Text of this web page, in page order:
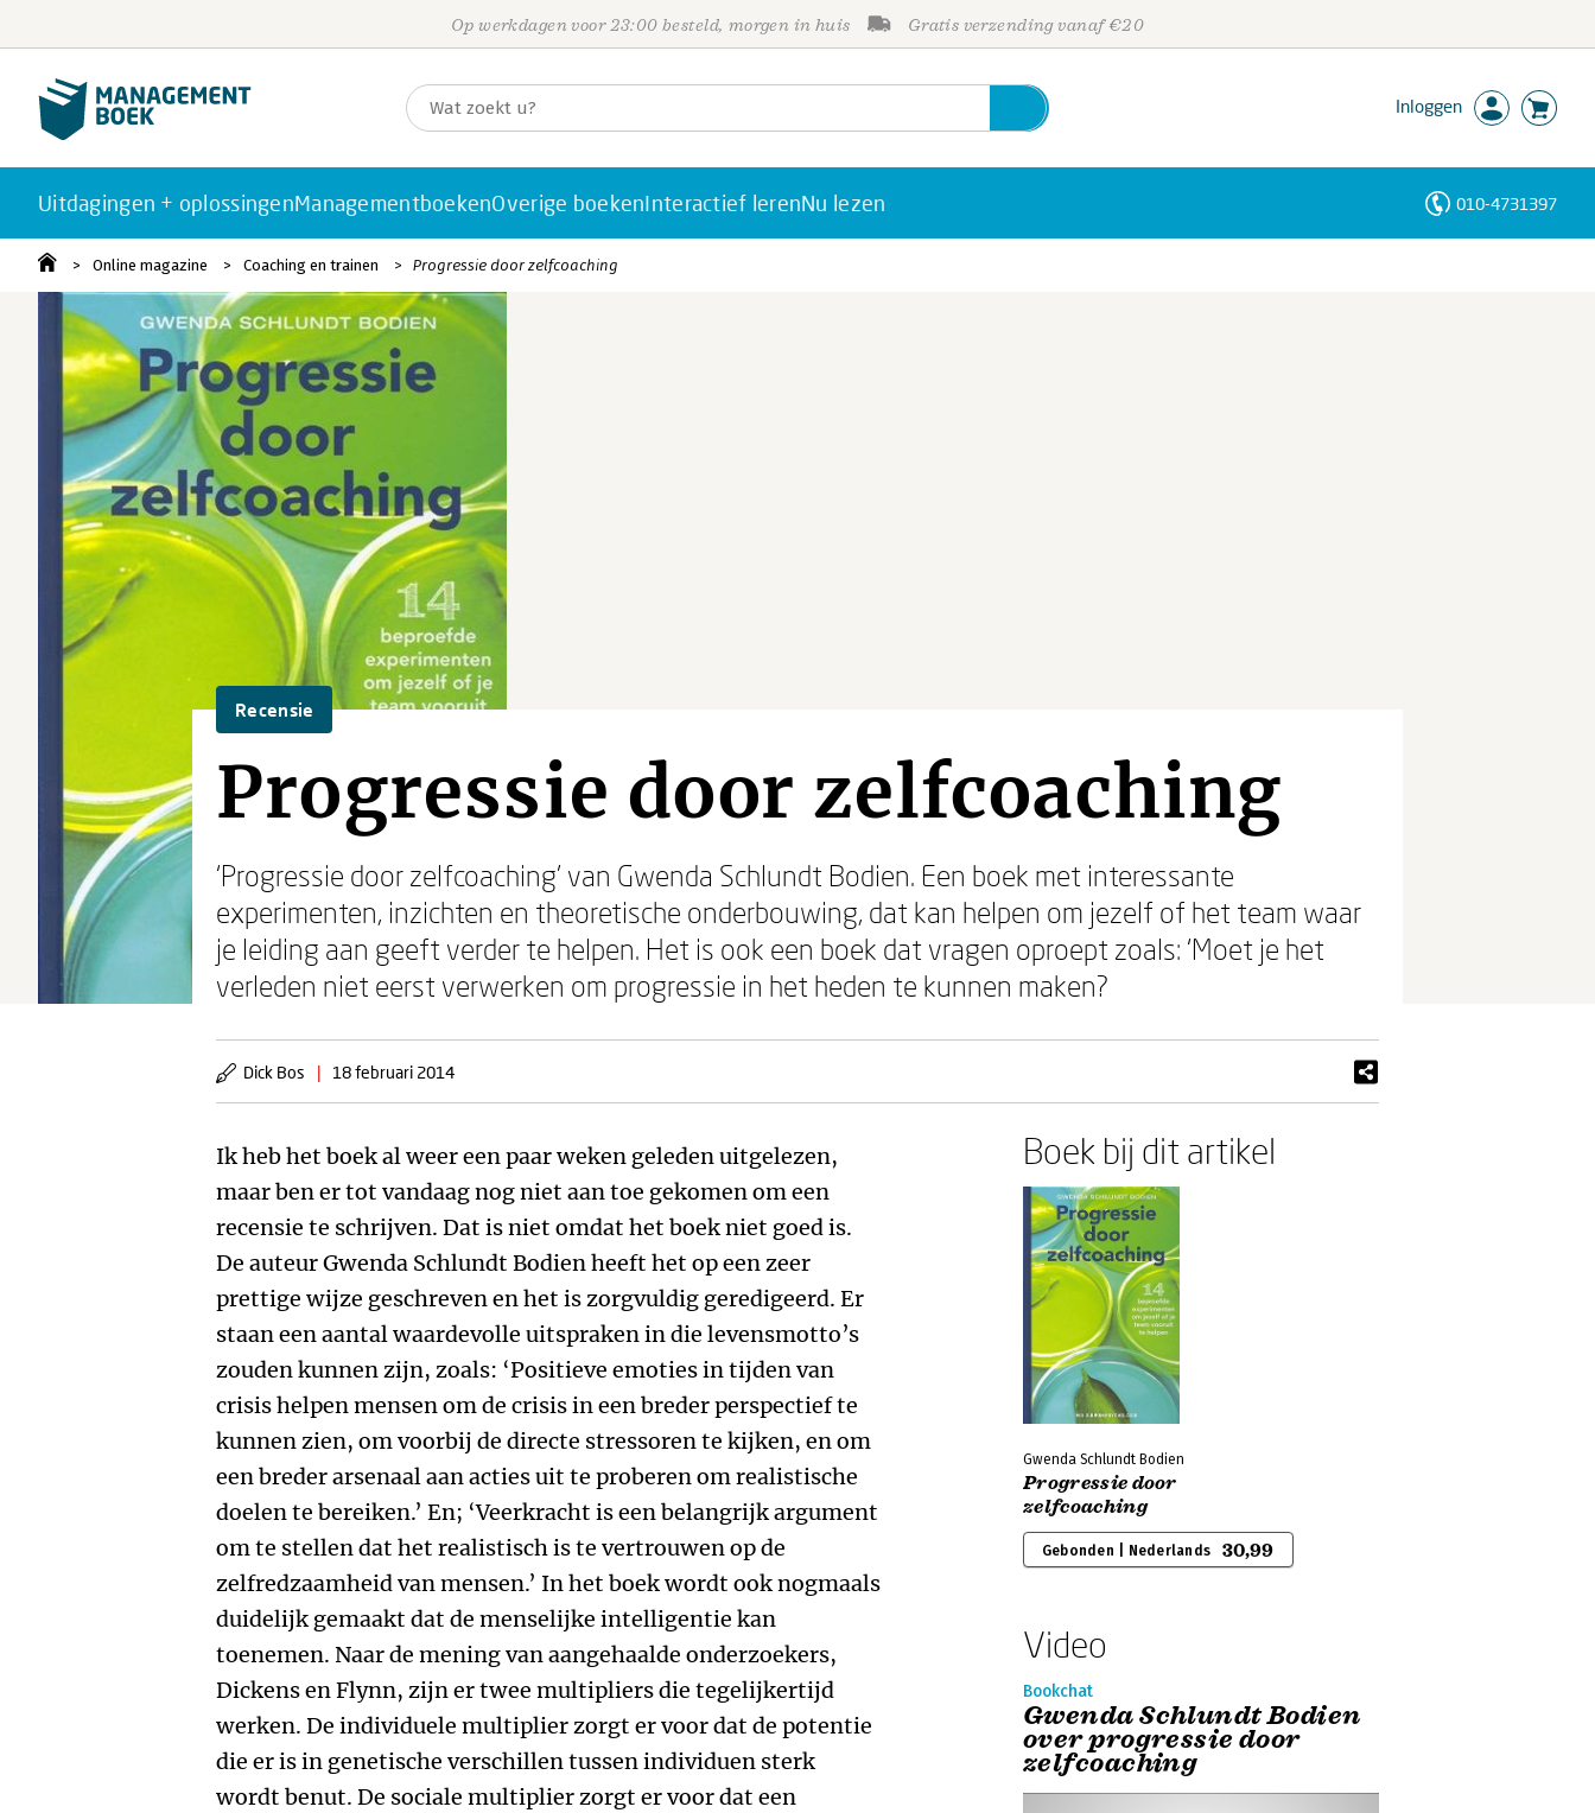
Op werkdagen voor 23:00 besteld, morgen in huis Gratis verzending vanaf €20
Inloggen
Uitdagingen + oplossingenManagementboekenOverige boekenInteractief lerenNu lezen 010-4731397
Online magazine Coaching en trainen Progressie door zelfcoaching
Recensie
Progressie door zelfcoaching
‘Progressie door zelfcoaching’ van Gwenda Schlundt Bodien. Een boek met interessante
experimenten, inzichten en theoretische onderbouwing, dat kan helpen om jezelf of het team waar
je leiding aan geeft verder te helpen. Het is ook een boek dat vragen oproept zoals: ‘Moet je het
verleden niet eerst verwerken om progressie in het heden te kunnen maken?
Dick Bos | 18 februari 2014
Ik heb het boek al weer een paar weken geleden uitgelezen,
maar ben er tot vandaag nog niet aan toe gekomen om een
recensie te schrijven. Dat is niet omdat het boek niet goed is.
De auteur Gwenda Schlundt Bodien heeft het op een zeer
prettige wijze geschreven en het is zorgvuldig geredigeerd. Er
staan een aantal waardevolle uitspraken in die levensmotto’s
zouden kunnen zijn, zoals: ‘Positieve emoties in tijden van
crisis helpen mensen om de crisis in een breder perspectief te
kunnen zien, om voorbij de directe stressoren te kijken, en om
een breder arsenaal aan acties uit te proberen om realistische
doelen te bereiken.’ En; ‘Veerkracht is een belangrijk argument
om te stellen dat het realistisch is te vertrouwen op de
zelfredzaamheid van mensen.’ In het boek wordt ook nogmaals
duidelijk gemaakt dat de menselijke intelligentie kan
toenemen. Naar de mening van aangehaalde onderzoekers,
Dickens en Flynn, zijn er twee multipliers die tegelijkertijd
werken. De individuele multiplier zorgt er voor dat de potentie
die er is in genetische verschillen tussen individuen sterk
wordt benut. De sociale multiplier zorgt er voor dat een
Boek bij dit artikel
Gwenda Schlundt Bodien
Progressie door
zelfcoaching
Gebonden | Nederlands 30,99
Video
Bookchat
Gwenda Schlundt Bodien
over progressie door
zelfcoaching
Personen